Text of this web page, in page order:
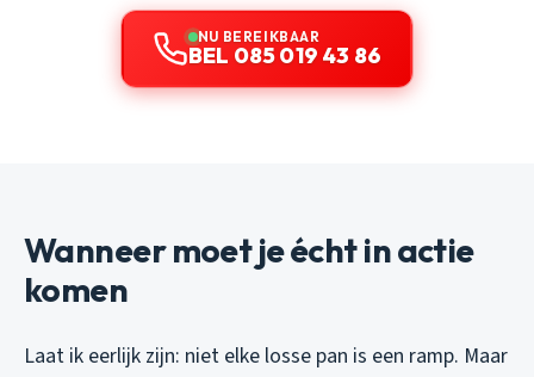
NU BEREIKBAAR
BEL 085 019 43 86
Wanneer moet je écht in actie
komen
Laat ik eerlijk zijn: niet elke losse pan is een ramp. Maar